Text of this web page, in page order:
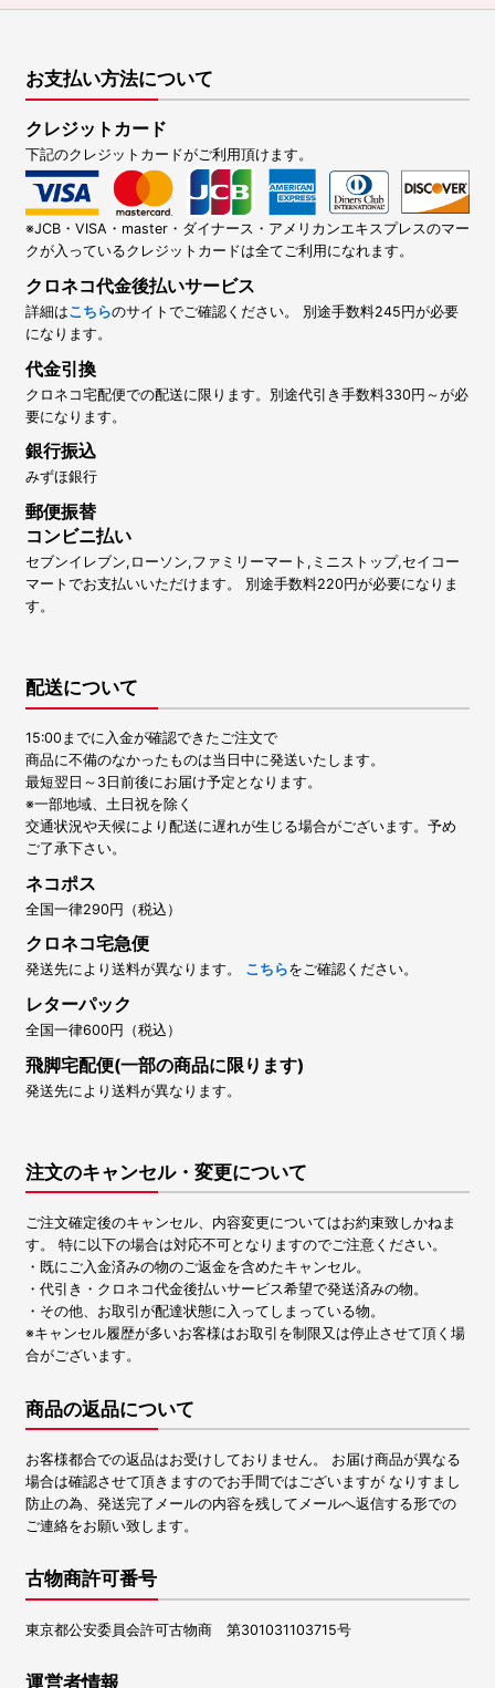
お支払い方法について
クレジットカード
下記のクレジットカードがご利用頂けます。
※JCB・VISA・master・ダイナース・アメリカンエキスプレスのマー
クが入っているクレジットカードは全てご利用になれます。
クロネコ代金後払いサービス
詳細はこちらのサイトでご確認ください。 別途手数料245円が必要
になります。
代金引換
クロネコ宅配便での配送に限ります。別途代引き手数料330円～が必
要になります。
銀行振込
みずほ銀行
郵便振替
コンビニ払い
セブンイレブン,ローソン,ファミリーマート,ミニストップ,セイコー
マートでお支払いいただけます。 別途手数料220円が必要になりま
す。
配送について
15:00までに入金が確認できたご注文で
商品に不備のなかったものは当日中に発送いたします。
最短翌日～3日前後にお届け予定となります。
※一部地域、土日祝を除く
交通状況や天候により配送に遅れが生じる場合がございます。予め
ご了承下さい。
ネコポス
全国一律290円（税込）
クロネコ宅急便
発送先により送料が異なります。 こちらをご確認ください。
レターパック
全国一律600円（税込）
飛脚宅配便(一部の商品に限ります)
発送先により送料が異なります。
注文のキャンセル・変更について
ご注文確定後のキャンセル、内容変更についてはお約束致しかねま
す。 特に以下の場合は対応不可となりますのでご注意ください。
・既にご入金済みの物のご返金を含めたキャンセル。
・代引き・クロネコ代金後払いサービス希望で発送済みの物。
・その他、お取引が配達状態に入ってしまっている物。
※キャンセル履歴が多いお客様はお取引を制限又は停止させて頂く場
合がございます。
商品の返品について
お客様都合での返品はお受けしておりません。 お届け商品が異なる
場合は確認させて頂きますのでお手間ではございますが なりすまし
防止の為、発送完了メールの内容を残してメールへ返信する形での
ご連絡をお願い致します。
古物商許可番号
東京都公安委員会許可古物商 第301031103715号
運営者情報